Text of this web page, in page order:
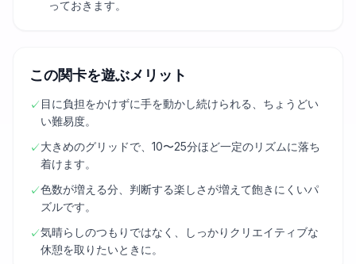
っておきます。
この関卡を遊ぶメリット
✓ 目に負担をかけずに手を動かし続けられる、ちょうどい
い難易度。
✓大きめのグリッドで、10〜25分ほど一定のリズムに落ち
着けます。
✓色数が増える分、判断する楽しさが増えて飽きにくいパ
ズルです。
✓気晴らしのつもりではなく、しっかりクリエイティブな
休憩を取りたいときに。